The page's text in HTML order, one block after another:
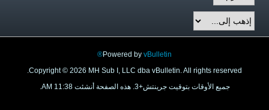
Powered by
Copyright © 2026 MH Sub I, LLC dba vBulletin. All rights
جميع الأوقات بتوقيت جرينتش+3. هذه الصفحة أنشئت 11:38 AM.